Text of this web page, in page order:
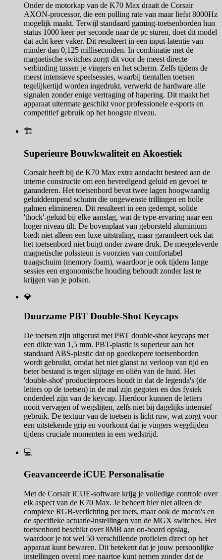
Onder de motorkap van de K70 Max draait de Corsair
AXON-processor, die een polling rate van maar liefst 8000Hz
mogelijk maakt. Terwijl standaard gaming-toetsenborden hun
status 1000 keer per seconde naar de pc sturen, doet dit model
dat acht keer vaker. Dit resulteert in een input-latentie van
minder dan 0,125 milliseconden. In combinatie met de
magnetische switches zorgt dit voor de meest directe
verbinding tussen je vingers en het scherm. Zelfs tijdens de
meest intensieve speelsessies, waarbij tientallen toetsen
tegelijkertijd worden ingedrukt, verwerkt de hardware alle
signalen zonder enige vertraging of hapering. Dit maakt het
apparaat uitermate geschikt voor professionele e-sports en
competitief gebruik op het hoogste niveau.
🏗️
Superieure Bouwkwaliteit en Akoestiek
Corsair heeft bij de K70 Max extra aandacht besteed aan de
interne constructie om een bevredigend geluid en gevoel te
garanderen. Het toetsenbord bevat twee lagen hoogwaardig
geluiddempend schuim die ongewenste trillingen en holle
galmen elimineren. Dit resulteert in een gedempt, solide
'thock'-geluid bij elke aanslag, wat de type-ervaring naar een
hoger niveau tilt. De bovenplaat van geborsteld aluminium
biedt niet alleen een luxe uitstraling, maar garandeert ook dat
het toetsenbord niet buigt onder zware druk. De meegeleverde
magnetische polssteun is voorzien van comfortabel
traagschuim (memory foam), waardoor je ook tijdens lange
sessies een ergonomische houding behoudt zonder last te
krijgen van je polsen.
💎
Duurzame PBT Double-Shot Keycaps
De toetsen zijn uitgerust met PBT double-shot keycaps met
een dikte van 1,5 mm. PBT-plastic is superieur aan het
standaard ABS-plastic dat op goedkopere toetsenborden
wordt gebruikt, omdat het niet glanst na verloop van tijd en
beter bestand is tegen slijtage en oliën van de huid. Het
'double-shot' productieproces houdt in dat de legenda's (de
letters op de toetsen) in de mal zijn gegoten en dus fysiek
onderdeel zijn van de keycap. Hierdoor kunnen de letters
nooit vervagen of wegslijten, zelfs niet bij dagelijks intensief
gebruik. De textuur van de toetsen is licht ruw, wat zorgt voor
een uitstekende grip en voorkomt dat je vingers wegglijden
tijdens cruciale momenten in een wedstrijd.
💻
Geavanceerde iCUE Personalisatie
Met de Corsair iCUE-software krijg je volledige controle over
elk aspect van de K70 Max. Je beheert hier niet alleen de
complexe RGB-verlichting per toets, maar ook de macro's en
de specifieke actuatie-instellingen van de MGX switches. Het
toetsenbord beschikt over 8MB aan on-board opslag,
waardoor je tot wel 50 verschillende profielen direct op het
apparaat kunt bewaren. Dit betekent dat je jouw persoonlijke
instellingen overal mee naartoe kunt nemen zonder dat de